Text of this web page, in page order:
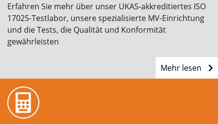
Erfahren Sie mehr über unser UKAS-akkreditiertes ISO
17025-Testlabor, unsere spezialisierte MV-Einrichtung
und die Tests, die Qualität und Konformität
gewährleisten
Mehr lesen